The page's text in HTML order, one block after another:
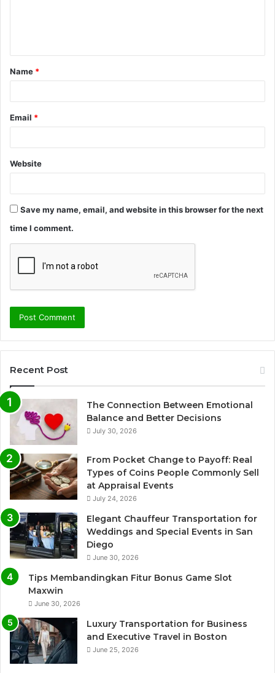
t
*
Name *
Email *
Website
Save my name, email, and website in this browser for the next
time I comment.
Recent Post
The Connection Between Emotional
Balance and Better Decisions
July 30, 2026
From Pocket Change to Payoff: Real
Types of Coins People Commonly Sell
at Appraisal Events
July 24, 2026
Elegant Chauffeur Transportation for
Weddings and Special Events in San
Diego
June 30, 2026
Tips Membandingkan Fitur Bonus Game Slot
Maxwin
June 30, 2026
Luxury Transportation for Business
and Executive Travel in Boston
June 25, 2026